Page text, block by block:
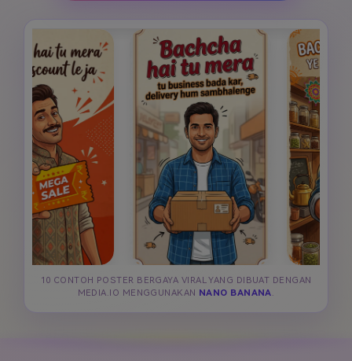
10 CONTOH POSTER BERGAYA VIRAL YANG DIBUAT DENGAN
MEDIA.IO MENGGUNAKAN
NANO BANANA.